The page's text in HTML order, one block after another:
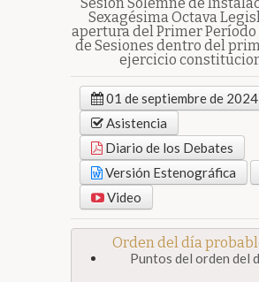
Sexagésima Octava
apertura del Primer
de Sesiones dentro del
ejercicio
01 de septiembre de 2024
Asistencia
Diario de los Debates
Versión Estenográfica
Video
Orden del día
Puntos del orden del